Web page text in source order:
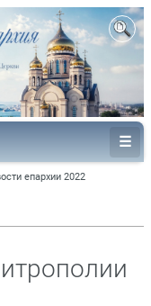
епархии 2022